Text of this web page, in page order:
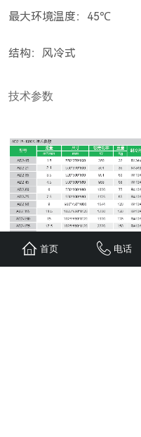
最大环境温度：45℃
结构：风冷式
技术参数
首页 电话